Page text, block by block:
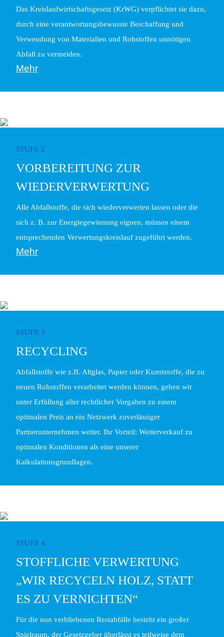
Das Kreislaufwirtschaftsgesetz (KrWG) verpflichtet sie dazu,
durch eine verantwortungsbewusste Beschaffung und
Verwendung von Materialien und Rohstoffen unnötigen
Abfall zu vermeiden.
Mehr
STUFE 2
VORBEREITUNG ZUR
WIEDERVERWERTUNG
Alle Abfallstoffe, die sich wiederverwerten lassen oder die
sich z. B. zur Energiegewinnung eignen, müssen einem
entsprechenden Verwertungskreislauf zugeführt werden.
Mehr
STUFE 3
RECYCLING
Abfallstoffe wie z.B. Altglas, Papier oder Kunststoffe, die zu
neuen Rohstoffen verarbeitet werden können, geben wir
unter Erfüllung aller rechtlicher Vorgaben zu einem
optimalen Preis an ein Netzwerk zuverlässiger
Partnerunternehmen weiter. Ihr Vorteil: Weiterverkauf zu
optimalen Konditionen als eine unserer
Kalkulationsgrundlagen.
STUFE 4
STOFFLICHE VERWERTUNG
„WIR RECYCELN HOLZ, STATT
ES ZU VERNICHTEN“
Für die nun verbliebenen Restabfälle besteht ein großer
Spielraum, der Gesetzgeber überlässt es teilweise dem